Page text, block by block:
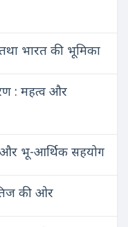
भारत की भूमिका
: महत्व और
और भू-आर्थिक सहयोग
की ओर